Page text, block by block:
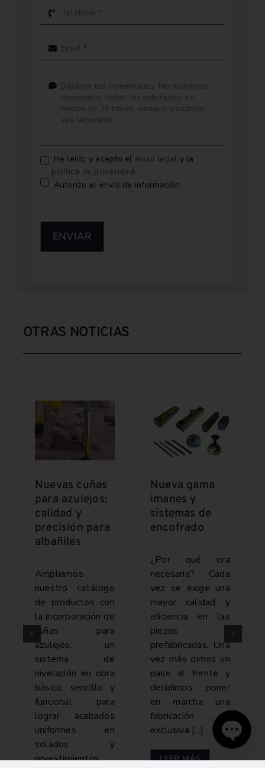
He leído y acepto el aviso legal y la
política de privacidad.
Autorizo el envío de información
ENVIAR
OTRAS NOTICIAS
Nuevas cuñas
para azulejos:
calidad y
precisión para
albañiles
Ampliamos
nuestro catálogo
de productos con
la incorporación de
cuñas para
azulejos, un
sistema de
nivelación en obra
básico, sencillo y
funcional para
lograr acabados
uniformes en
solados y
revestimientos
Nueva gama
imanes y
sistemas de
encofrado
¿Por qué era
necesaria? Cada
vez se exige una
mayor calidad y
eficiencia en las
piezas
prefabricadas. Una
vez más dimos un
paso al frente y
decidimos poner
en marcha una
fabricación
exclusiva [...]
LEER MÁS
Open
chaty